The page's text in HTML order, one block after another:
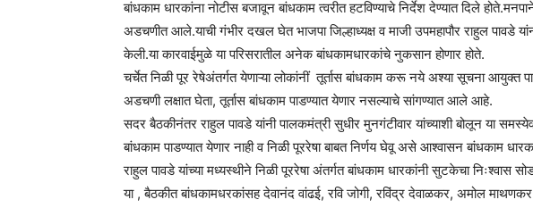
बांधकाम धारकांना नोटीस बजावून बांधकाम त्वरीत हटविण्याचे निर्देश देण्यात दिले
अडचणीत आले.याची गंभीर दखल घेत भाजपा जिल्हाध्यक्ष व माजी उपमहापौर राहुल पावडे
केली.या कारवाईमुळे या परिसरातील अनेक बांधकामधारकांचे नुकसान होणार होते.
चर्चेत निळी पूर रेषेअंतर्गत येणाऱ्या लोकांनीं तूर्तास बांधकाम करू नये अश्या सूचना आयुक्त
अडचणी लक्षात घेता, तूर्तास बांधकाम पाडण्यात येणार नसल्याचे सांगण्यात आले आहे.
सदर बैठकीनंतर राहुल पावडे यांनी पालकमंत्री सुधीर मुनगंटीवार यांच्याशी बोलून या
बांधकाम पाडण्यात येणार नाही व निळी पूररेषा बाबत निर्णय घेवू असे आश्वासन बांधकाम
राहुल पावडे यांच्या मध्यस्थीने निळी पूररेषा अंतर्गत बांधकाम धारकांनी सुटकेचा निःश्वास
या , बैठकीत बांधकामधरकांसह देवानंद वांढई, रवि जोगी, रविंद्र देवाळकर, अमोल